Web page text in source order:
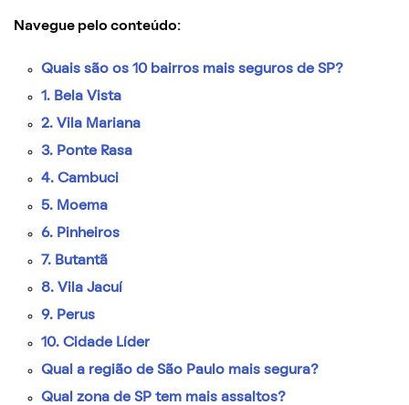
Navegue pelo conteúdo:
Quais são os 10 bairros mais seguros de SP?
1. Bela Vista
2. Vila Mariana
3. Ponte Rasa
4. Cambuci
5. Moema
6. Pinheiros
7. Butantã
8. Vila Jacuí
9. Perus
10. Cidade Líder
Qual a região de São Paulo mais segura?
Qual zona de SP tem mais assaltos?